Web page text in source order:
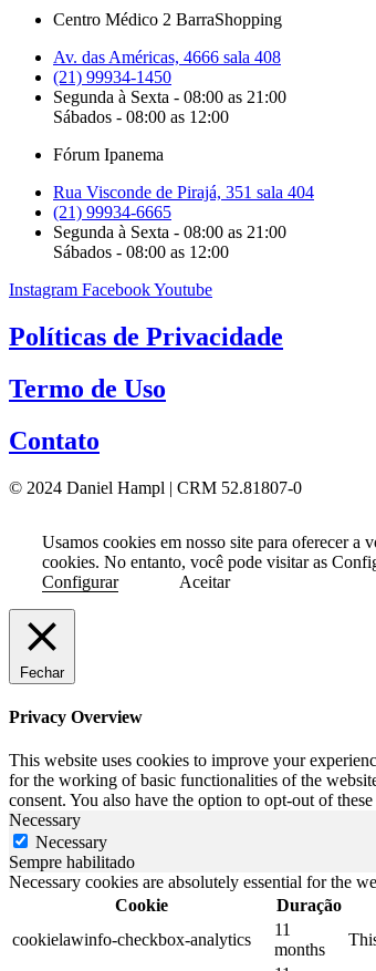
Centro Médico 2 BarraShopping
Av. das Américas, 4666 sala 408
(21) 99934-1450
Segunda à Sexta - 08:00 as 21:00
Sábados - 08:00 as 12:00
Fórum Ipanema
Rua Visconde de Pirajá, 351 sala 404
(21) 99934-6665
Segunda à Sexta - 08:00 as 21:00
Sábados - 08:00 as 12:00
Instagram FacebookYoutube
Políticas de Privacidade
Termo de Uso
Contato
© 2024 Daniel Hampl | CRM 52.81807-0
Usamos cookies em nosso site para oferecer a
cookies. No entanto, você pode visitar as
Configurar
Aceitar
Fechar
Privacy Overview
This website uses cookies to improve your
for the working of basic functionalities of the
consent. You also have the option to opt-out of
Necessary
Necessary
Sempre habilitado
Necessary cookies are absolutely essential for the
Cookie
Duração
cookielawinfo-checkbox-analytics
11
months